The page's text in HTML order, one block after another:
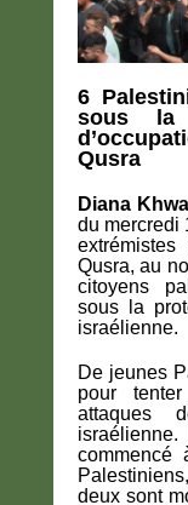
6
sous la
Qusra
Diana
du mercredi
Qusra, au
citoyens
sous la
israélienne.
De jeunes
pour
attaques
commencé
deux sont